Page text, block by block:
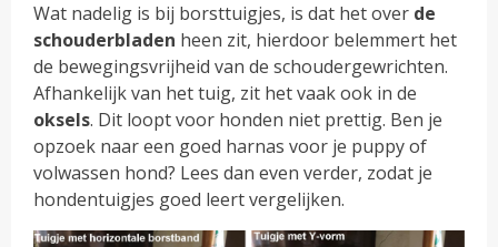
Wat nadelig is bij borsttuigjes, is dat het over de
schouderbladen heen zit, hierdoor belemmert het
de bewegingsvrijheid van de schoudergewrichten.
Afhankelijk van het tuig, zit het vaak ook in de
oksels. Dit loopt voor honden niet prettig. Ben je
opzoek naar een goed harnas voor je puppy of
volwassen hond? Lees dan even verder, zodat je
hondentuigjes goed leert vergelijken.